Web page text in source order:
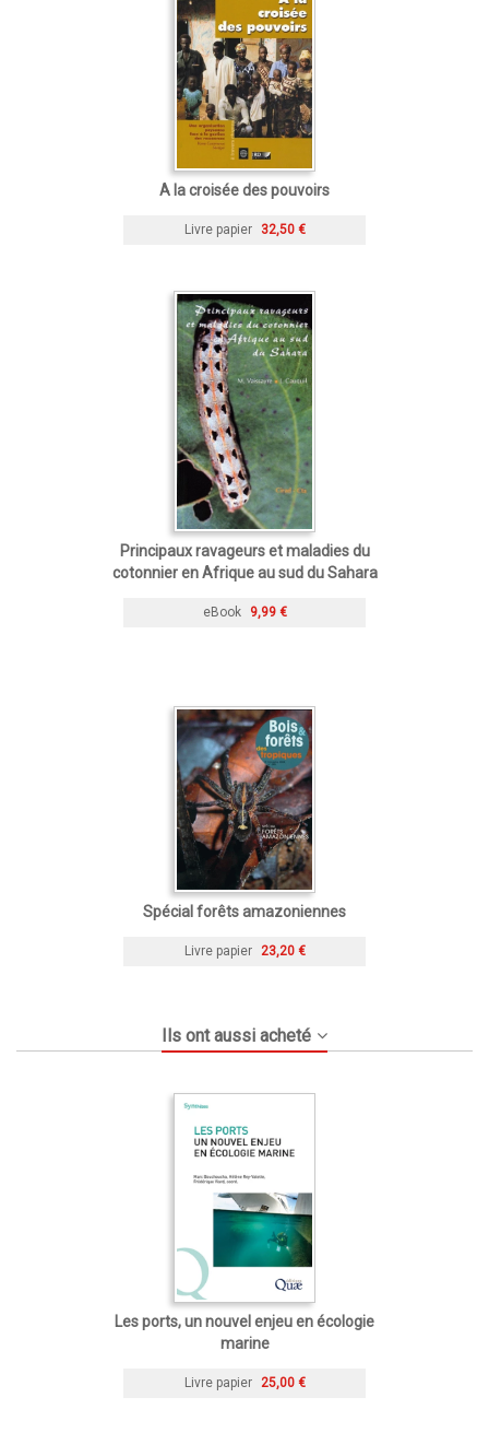
A la croisée des pouvoirs
Livre papier 32,50 €
Principaux ravageurs et maladies du
cotonnier en Afrique au sud du Sahara
eBook 9,99 €
Spécial forêts amazoniennes
Livre papier 23,20 €
Ils ont aussi acheté
Les ports, un nouvel enjeu en écologie
marine
Livre papier 25,00 €